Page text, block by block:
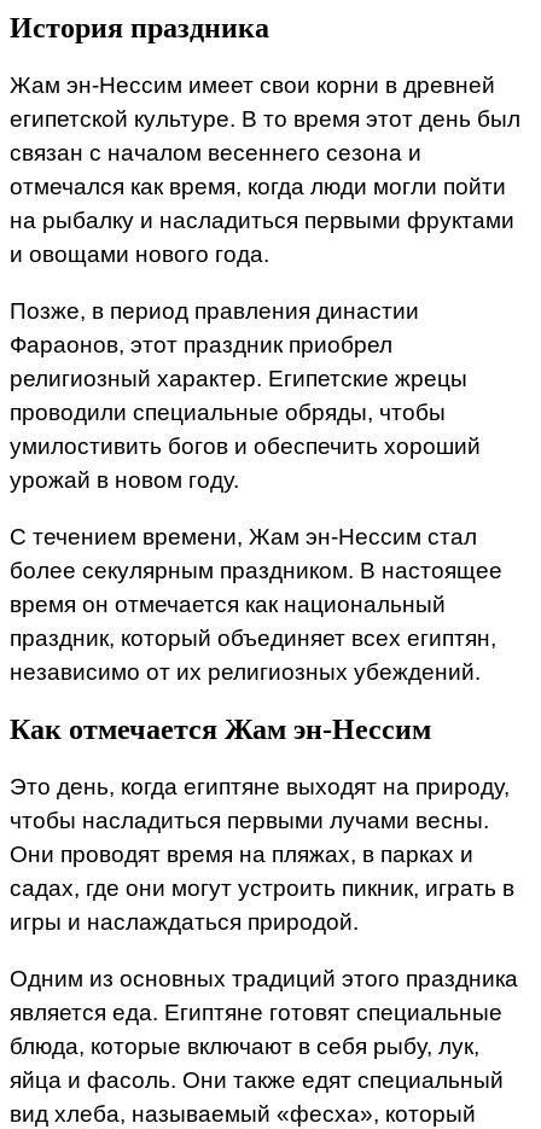
История праздника
Жам эн-Нессим имеет свои корни в древней
египетской культуре. В то время этот день был
связан с началом весеннего сезона и
отмечался как время, когда люди могли пойти
на рыбалку и насладиться первыми фруктами
и овощами нового года.
Позже, в период правления династии
Фараонов, этот праздник приобрел
религиозный характер. Египетские жрецы
проводили специальные обряды, чтобы
умилостивить богов и обеспечить хороший
урожай в новом году.
С течением времени, Жам эн-Нессим стал
более секулярным праздником. В настоящее
время он отмечается как национальный
праздник, который объединяет всех египтян,
независимо от их религиозных убеждений.
Как отмечается Жам эн-Нессим
Это день, когда египтяне выходят на природу,
чтобы насладиться первыми лучами весны.
Они проводят время на пляжах, в парках и
садах, где они могут устроить пикник, играть в
игры и наслаждаться природой.
Одним из основных традиций этого праздника
является еда. Египтяне готовят специальные
блюда, которые включают в себя рыбу, лук,
яйца и фасоль. Они также едят специальный
вид хлеба, называемый «фесха», который